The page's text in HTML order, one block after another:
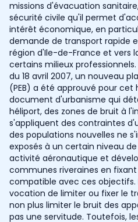
missions d'évacuation
sécurité civile qu'il permet
intérêt économique, en
demande de transport rapide
région d'Ile-de-France et vers
certains milieux
du 18 avril 2007, un nouveau
(PEB) a été approuvé pour cet
document d'urbanisme qui
héliport, des zones de bruit à
s'appliquent des contraintes
des populations nouvelles ne
exposés à un certain niveau
activité aéronautique et
communes riveraines en
compatible avec ces objectifs.
vocation de limiter ou fixer le
non plus limiter le bruit des
pas une servitude. Toutefois,